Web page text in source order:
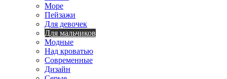
Море
Пейзажи
Для девочек
Для мальчиков
Модные
Над кроватью
Современные
Дизайн